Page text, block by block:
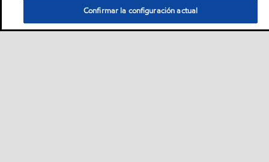
Confirmar la configuración actual